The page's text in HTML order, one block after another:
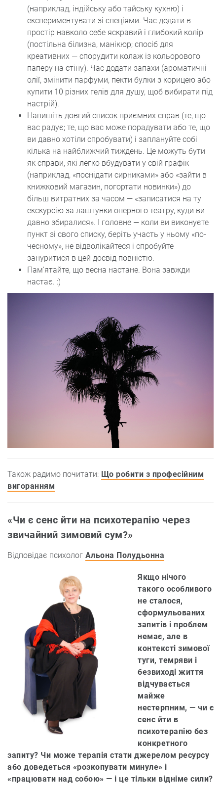
(наприклад, індійську або тайську кухню) і
експериментувати зі спеціями. Час додати в
простір навколо себе яскравий і глибокий колір
(постільна білизна, манікюр; спосіб для
креативних — спорудити колаж із кольорового
паперу на стіну). Час додати запахи (ароматичні
олії, змінити парфуми, пекти булки з корицею або
купити 10 різних гелів для душу, щоб вибирати під
настрій).
Напишіть довгий список приємних справ (те, що
вас радує; те, що вас може порадувати або те, що
ви давно хотіли спробувати) і заплануйте собі
кілька на найближчий тиждень. Це можуть бути
як справи, які легко вбудувати у свій графік
(наприклад, «поснідати сирниками» або «зайти в
книжковий магазин, погортати новинки») до
більш витратних за часом — «записатися на ту
екскурсію за лаштунки оперного театру, куди ви
давно збиралися». І головне — коли ви виконуєте
пункт зі свого списку, беріть участь у ньому «по-
чесному», не відволікайтеся і спробуйте
зануритися в цей досвід повністю.
Пам'ятайте, що весна настане. Вона завжди
настає. :)
Також радимо почитати: Що робити з професійним
вигоранням
«Чи є сенс йти на психотерапію через
звичайний зимовий сум?»
Відповідає психолог Альона Полудьонна
Якщо нічого
такого особливого
не сталося,
сформульованих
запитів і проблем
немає, але в
контексті зимової
туги, темряви і
безвиході життя
відчувається
майже
нестерпним, — чи є
сенс йти в
психотерапію без
конкретного
запиту? Чи може терапія стати джерелом ресурсу
або доведеться «розкопувати минуле» і
«працювати над собою» — і це тільки відніме сили?